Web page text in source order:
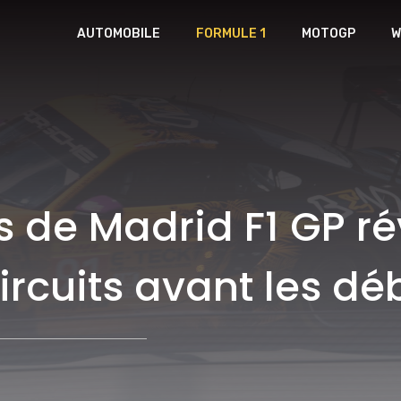
AUTOMOBILE FORMULE 1 MOTOGP
Madrid F1 GP
avant les